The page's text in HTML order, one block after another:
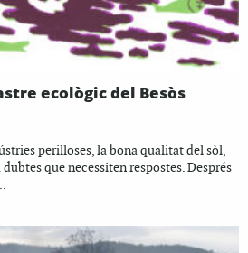
ecològic del Besòs
perilloses, la bona qualitat del sòl,
que necessiten respostes. Després